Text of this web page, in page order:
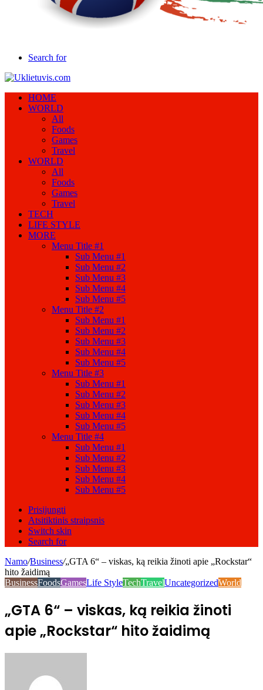
Search for
HOME
WORLD
All
Foods
Games
Travel
WORLD
All
Foods
Games
Travel
TECH
LIFE STYLE
MORE
Menu Title #1
Sub Menu #1
Sub Menu #2
Sub Menu #3
Sub Menu #4
Sub Menu #5
Menu Title #2
Sub Menu #1
Sub Menu #2
Sub Menu #3
Sub Menu #4
Sub Menu #5
Menu Title #3
Sub Menu #1
Sub Menu #2
Sub Menu #3
Sub Menu #4
Sub Menu #5
Menu Title #4
Sub Menu #1
Sub Menu #2
Sub Menu #3
Sub Menu #4
Sub Menu #5
Prisijungti
Atsitiktinis straipsnis
Switch skin
Search for
Namo/Business/„GTA 6“ – viskas, ką reikia žinoti apie „Rockstar“
hito žaidimą
BusinessFoodsGamesLife StyleTechTravelUncategorizedWorld
„GTA 6“ – viskas, ką reikia žinoti
apie „Rockstar“ hito žaidimą